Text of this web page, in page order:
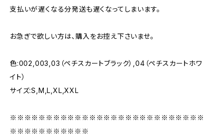
支払いが遅くなる分発送も遅くなってしまいます。
お急ぎで欲しい方は、購入をお控え下さいませ。
色:002,003,03（ペチスカートブラック）,04（ペチスカートホワ
イト）
サイズ:S,M,L,XL,XXL
※※※※※※※※※※※※※※※※※※※※※※※※※※※
※※※※※※※※※※※